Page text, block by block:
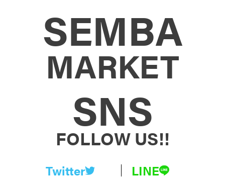
SEMBA
MARKET
SNS
FOLLOW US!!
Twitter LINE